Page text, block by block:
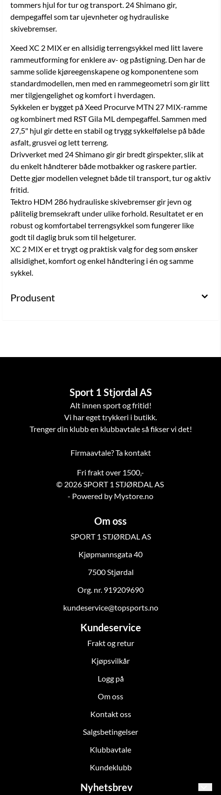
tommers hjul for tur og transport. 24 Shimano gir,
dempegaffel som tar ujevnheter og hydrauliske
skivebremser.
Xeed XC 2 MIX er en allsidig terrengsykkel med litt lavere
rammeutforming for enklere av- og påstigning. Den har de
samme solide kjøreegenskapene og komponentene som
standardmodellen, men med en rammegeometri som gir litt
mer tilgjengelighet og komfort i hverdagen.
Sykkelen er bygget på Xeed Procurve MTN 27 MIX-ramme
og kombinert med RST Gila ML dempegaffel. Sammen med
27,5" hjul gir dette en stabil og trygg sykkelfølelse på både
asfalt, grusvei og lett terreng.
Drivverket med 24 Shimano gir gir bredt girspekter, slik at
du enkelt håndterer både motbakker og raskere partier.
Dette gjør modellen velegnet både til transport, tur og aktiv
fritid.
Tektro HDM 286 hydrauliske skivebremser gir jevn og
pålitelig bremsekraft under ulike forhold. Resultatet er en
robust og komfortabel terrengsykkel som fungerer like
godt til daglig bruk som til helgeturer.
XC 2 MIX er et trygt og praktisk valg for deg som ønsker
allsidighet, komfort og enkel håndtering i én og samme
sykkel.
Produsent
Sport 1 Stjordal AS
Alt innen sport og fritid!
Vi har eget trykkeri i butikk.
Trenger din klubb en klubbavtale så fikser vi det!
Firmaavtale? Ta kontakt
Fri frakt over 1500,-
© 2026 SPORT 1 STJØRDAL AS
- Powered by Mystore.no
Om oss
SPORT 1 STJØRDAL AS
Kjøpmannsgata 40
7500 Stjørdal
Org. nr. 919209690
kundeservice@topsports.no
Kundeservice
Frakt og retur
Kjøpsvilkår
Logg på
Om oss
Kontakt oss
Salgsbetingelser
Klubbavtale
Kundeklubb
Nyhetsbrev